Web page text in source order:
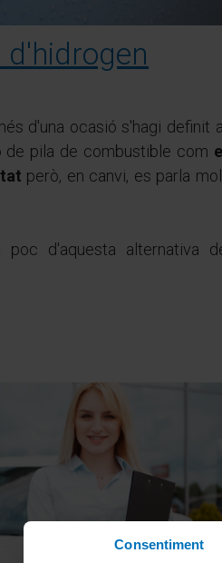
Consentiment
d'hidrogen
d'una ocasió s'hagi definit
de pila de combustible com
però, en canvi, es parla
d'aquesta alternativa